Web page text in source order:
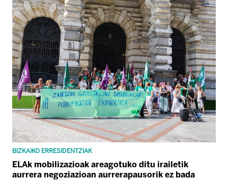
BIZKAIKO ERRESIDENTZIAK
ELAk mobilizazioak areagotuko ditu irailetik
aurrera negoziazioan aurrerapausorik ez bada